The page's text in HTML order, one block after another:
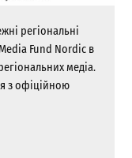
регіональні
Fund Nordic в
медіа.
з офіційною